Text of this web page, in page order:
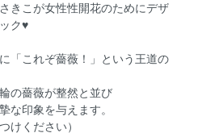
きこが女性性開花のためにデザ
ク♥
「これぞ薔薇！」という王道の
の薔薇が整然と並び
な印象を与えます。
けください）